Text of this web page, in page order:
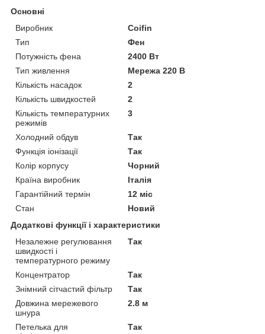
Основні
Виробник
Coifin
Тип
Фен
Потужність фена
2400 Вт
Тип живлення
Мережа 220 В
Кількість насадок
2
Кількість швидкостей
2
Кількість температурних
режимів
3
Холодний обдув
Так
Функція іонізації
Так
Колір корпусу
Чорний
Країна виробник
Італія
Гарантійний термін
12 міс
Стан
Новий
Додаткові функції і характеристики
Незалежне регулювання
швидкості і
температурного режиму
Так
Концентратор
Так
Знімний сітчастий фільтр
Так
Довжина мережевого
шнура
2.8 м
Петелька для
Так